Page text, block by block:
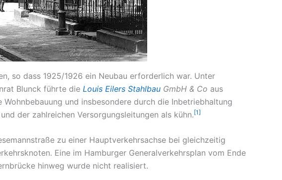
so dass 1925/1926 ein Neubau erforderlich war. Unter
Blunck führte die Louis Eilers Stahlbau GmbH & Co aus
und insbesondere durch die Inbetriebhaltung
der zahlreichen Versorgungsleitungen als kühn.[1]
zu einer Hauptverkehrsachse bei gleichzeitig
Eine im Hamburger Generalverkehrsplan vom Ende
hinweg wurde nicht realisiert.